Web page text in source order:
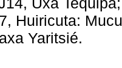
Huiricuta:
Yaritsié.